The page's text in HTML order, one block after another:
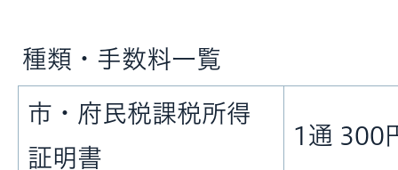
種類・手数料一覧
市・府民税課税所得
証明書
1通 300